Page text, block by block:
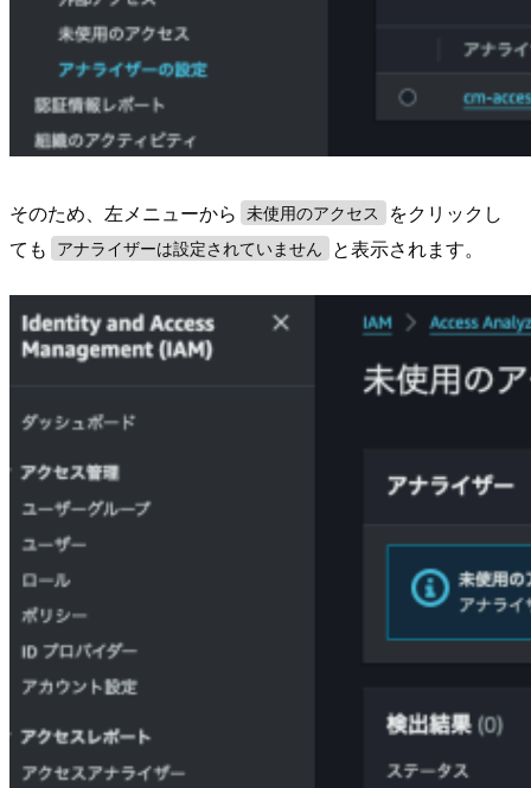
そのため、左メニューから 未使用のアクセス
をクリックし
ても
アナライザーは設定されていません と表示されます。